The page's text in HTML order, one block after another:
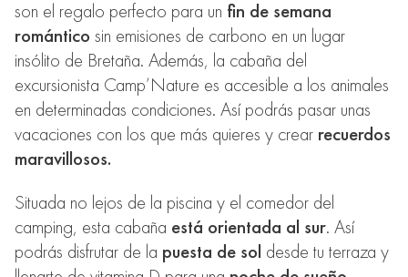
son el regalo perfecto para un fin de semana
romántico sin emisiones de carbono en un lugar
insólito de Bretaña. Además, la cabaña del
excursionista Camp’Nature es accesible a los animales
en determinadas condiciones. Así podrás pasar unas
vacaciones con los que más quieres y crear recuerdos
maravillosos.
Situada no lejos de la piscina y el comedor del
camping, esta cabaña está orientada al sur. Así
podrás disfrutar de la puesta de sol desde tu terraza y